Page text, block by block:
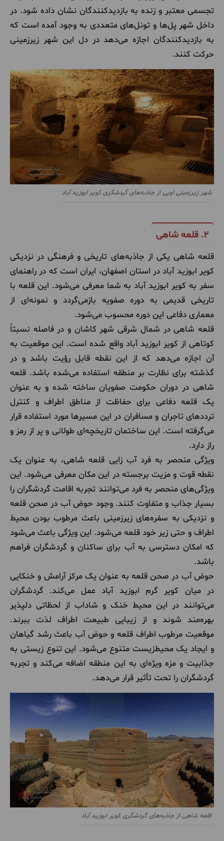
تجسمی معتبر و زنده به بازدیدکنندگان نشان داده شود. در
داخل شهر پل‌ها و تونل‌های متعددی به وجود آمده است که
به بازدیدکنندگان اجازه می‌دهد در دل این شهر زیرزمینی
حرکت کنند.
شهر زیرزمینی اویی از جاذبه‌های گردشگری کویر ابوزید آباد
2. قلعه شاهی
قلعه شاهی یکی از جاذبه‌های تاریخی و فرهنگی در نزدیکی
کویر ابوزید آباد در استان اصفهان، ایران است که در راهنمای
سفر به کویر ابوزید آباد به شما معرفی می‌شود. این قلعه با
تاریخی قدیمی به دوره صفویه بازمی‌گردد و نمونه‌ای از
معماری دفاعی این دوره محسوب می‌شود.
قلعه شاهی در شمال شرقی شهر کاشان و در فاصله نسبتاً
کوتاهی از کویر ابوزید آباد واقع شده است. این موقعیت به
آن اجازه می‌دهد که از این نقطه قابل رؤیت باشد و در
گذشته برای نظارت بر منطقه استفاده می‌شده باشد. قلعه
شاهی در دوران حکومت صفویان ساخته شده و به عنوان
یک قلعه دفاعی برای حفاظت از مناطق اطراف و کنترل
ترددهای تاجران و مسافران در این مسیرها مورد استفاده قرار
می‌گرفته است. این ساختمان تاریخچه‌ای طولانی و پر از رمز و
راز دارد.
ویژگی منحصر به فرد آب زایی قلعه شاهی، به عنوان یک
نقطه قوت و مزیت برجسته در این مکان معرفی می‌شود. این
ویژگی‌های منحصر به فرد می‌توانند تجربه اقامت گردشگران را
بسیار جذاب و متفاوت کنند. وجود حوض آب در صحن قلعه
و نزدیکی به سفره‌های زیرزمینی باعث مرطوب بودن محیط
اطراف و حتی زیر خود قلعه می‌شود. این ویژگی باعث می‌شود
که امکان دسترسی به آب برای ساکنان و گردشگران فراهم
باشد.
حوض آب در صحن قلعه به عنوان یک مرکز آرامش و خنکایی
در میان کویر گرم ابوزید آباد عمل می‌کند. گردشگران
می‌توانند در این محیط خنک و شاداب از لحظاتی دلپذیر
بهره‌مند شوند و از زیبایی طبیعت اطراف لذت ببرند.
موقعیت مرطوب اطراف قلعه و حوض آب باعث رشد گیاهان
و ایجاد یک محیط‌زیست متنوع می‌شود. این تنوع زیستی به
جذابیت و مزه ویژه‌ای به این منطقه اضافه می‌کند و تجربه
گردشگران را تحت تأثیر قرار می‌دهد.
قلعه شاهی از جاذبه‌های گردشگری کویر ابوزید آباد